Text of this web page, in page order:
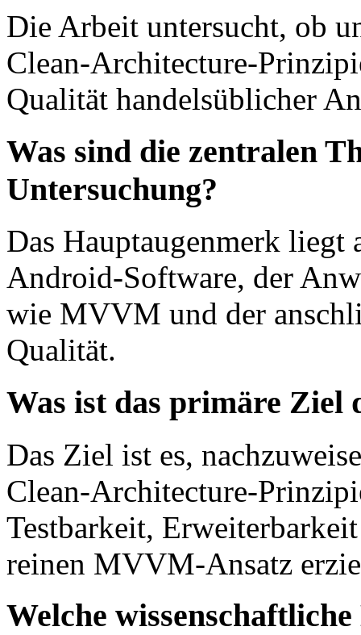
Die Arbeit untersucht, ob
Clean-Architecture-
Qualität handelsüblicher
Was sind die zentralen
Untersuchung?
Das Hauptaugenmerk
Android-Software, der
wie MVVM und der
Qualität.
Was ist das primäre Ziel
Das Ziel ist es,
Clean-Architecture-
Testbarkeit,
reinen MVVM-Ansatz
Welche